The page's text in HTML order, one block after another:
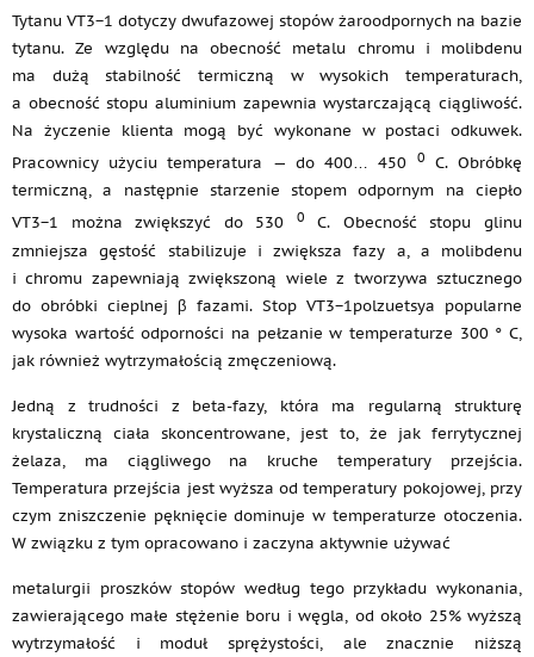
Tytanu VT3−1 dotyczy dwufazowej stopów żaroodpornych na bazie
tytanu. Ze względu na obecność metalu chromu i molibdenu
ma dużą stabilność termiczną w wysokich temperaturach,
a obecność stopu aluminium zapewnia wystarczającą ciągliwość.
Na życzenie klienta mogą być wykonane w postaci odkuwek.
Pracownicy użyciu temperatura — do 400… 450
0
C. Obróbkę
termiczną, a następnie starzenie stopem odpornym na ciepło
VT3−1 można zwiększyć do 530
0
C. Obecność stopu glinu
zmniejsza gęstość stabilizuje i zwiększa fazy a, a molibdenu
i chromu zapewniają zwiększoną wiele z tworzywa sztucznego
do obróbki cieplnej β fazami. Stop VT3−1polzuetsya popularne
wysoka wartość odporności na pełzanie w temperaturze 300 ° C,
jak również wytrzymałością zmęczeniową.
Jedną z trudności z beta-fazy, która ma regularną strukturę
krystaliczną ciała skoncentrowane, jest to, że jak ferrytycznej
żelaza, ma ciągliwego na kruche temperatury przejścia.
Temperatura przejścia jest wyższa od temperatury pokojowej, przy
czym zniszczenie pęknięcie dominuje w temperaturze otoczenia.
W związku z tym opracowano i zaczyna aktywnie używać
metalurgii proszków stopów według tego przykładu wykonania,
zawierającego małe stężenie boru i węgla, od około 25% wyższą
wytrzymałość i moduł sprężystości, ale znacznie niższą